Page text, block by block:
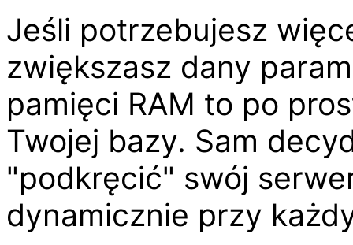
Jeśli potrzebujesz
zwiększasz dany
pamięci RAM to po
Twojej bazy. Sam
"podkręcić" swój
dynamicznie przy